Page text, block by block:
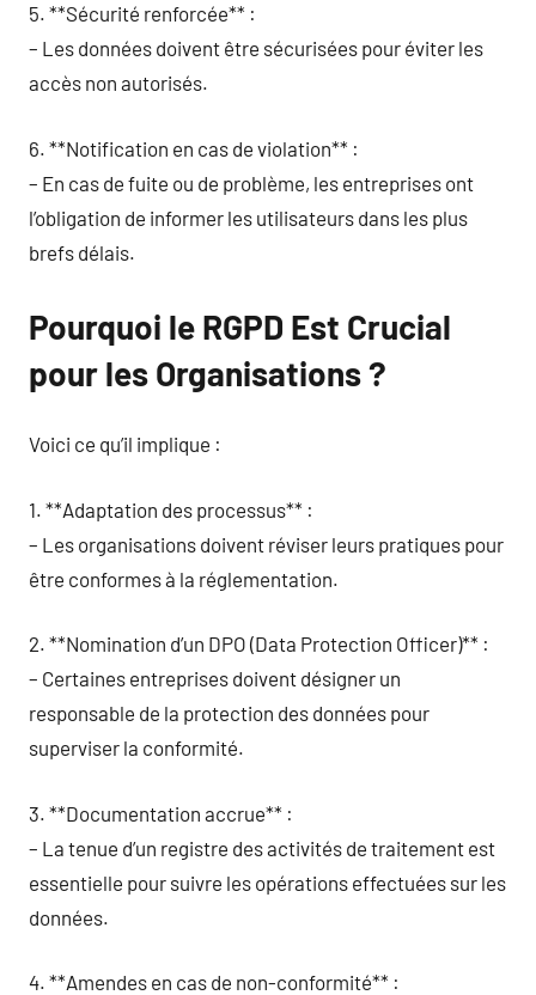
5. **Sécurité renforcée** :
– Les données doivent être sécurisées pour éviter les
accès non autorisés.
6. **Notification en cas de violation** :
– En cas de fuite ou de problème, les entreprises ont
l’obligation de informer les utilisateurs dans les plus
brefs délais.
Pourquoi le RGPD Est Crucial
pour les Organisations ?
Voici ce qu’il implique :
1. **Adaptation des processus** :
– Les organisations doivent réviser leurs pratiques pour
être conformes à la réglementation.
2. **Nomination d’un DPO (Data Protection Officer)** :
– Certaines entreprises doivent désigner un
responsable de la protection des données pour
superviser la conformité.
3. **Documentation accrue** :
– La tenue d’un registre des activités de traitement est
essentielle pour suivre les opérations effectuées sur les
données.
4. **Amendes en cas de non-conformité** :